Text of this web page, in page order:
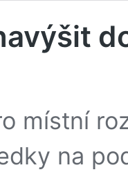
místní
na